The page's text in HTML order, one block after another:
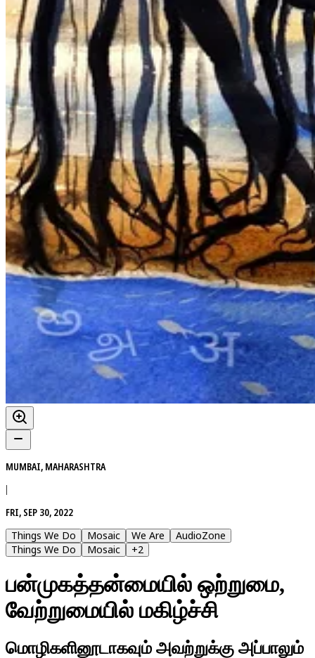
MUMBAI, MAHARASHTRA
|
FRI, SEP 30, 2022
Things We Do
Mosaic We Are
AudioZone
Things We Do
Mosaic +2
பன்முகத்தன்மையில் ஒற்றுமை,
வேற்றுமையில் மகிழ்ச்சி
மொழிகளினூடாகவும் அவற்றுக்கு அப்பாலும்